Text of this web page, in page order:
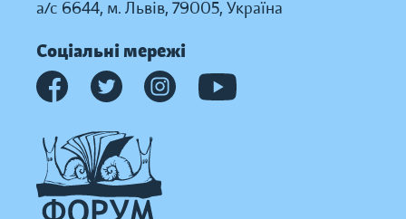
а/с 6644, м. Львів, 79005, Україна
Соціальні мережі